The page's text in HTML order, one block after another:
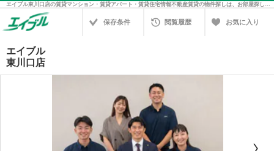
エイブル東川口店の賃貸マンション・賃貸アパート・賃貸住宅情報不動産賃貸の物件探しは、お部屋探しのエイブル
保存条件 閲覧履歴 お気に入り
エイブル
東川口店